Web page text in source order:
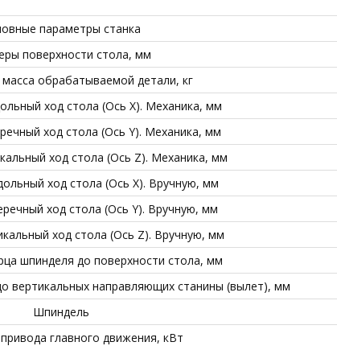
параметры станка
поверхности стола, мм
обрабатываемой детали, кг
ход стола (Ось X). Механика, мм
ход стола (Ось Y). Механика, мм
ход стола (Ось Z). Механика, мм
ход стола (Ось X). Вручную, мм
ход стола (Ось Y). Вручную, мм
ход стола (Ось Z). Вручную, мм
шпинделя до поверхности стола, мм
вертикальных направляющих станины (вылет), мм
Шпиндель
главного движения, кВт